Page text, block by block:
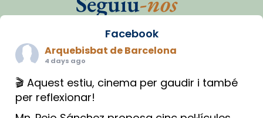
Facebook
Arquebisbat de Barcelona
4 days ago
🎬 Aquest estiu, cinema per gaudir i també
per reflexionar!